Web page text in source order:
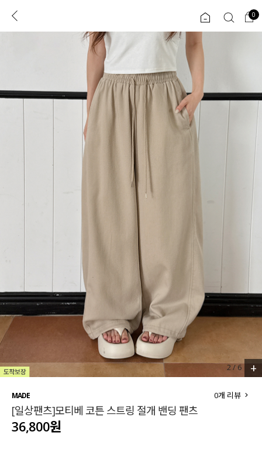
로그인 0
ENG
JP
콘텐츠 리뷰 & 혜택 플러스핏 회원혜택 입
CATEGORY COMMUNITY
하객룩
110사이즈
티셔츠
ALL
익스클루시브
니트
블라우스
원피스
팬츠
스커트
언더웨어
0
2/ 6 +
MADE
[일상팬츠]모티베 코튼 스트링 절개 밴딩 팬츠
0개 리뷰
36,800원